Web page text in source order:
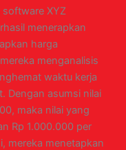
software XYZ
menerapkan
harga
menganalisis
waktu kerja
Dengan asumsi nilai
maka nilai yang
Rp 1.000.000 per
mereka menetapkan